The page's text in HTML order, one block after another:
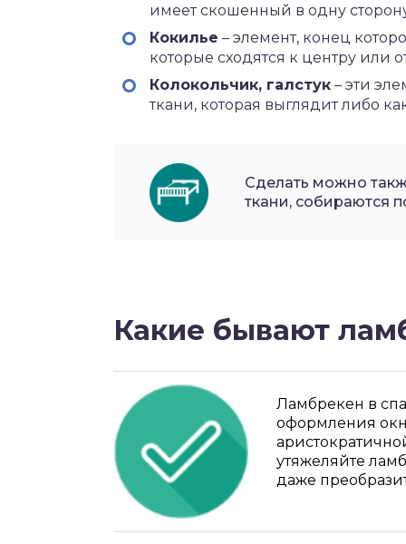
имеет скошенный в одну
Кокилье – элемент, конец
которые сходятся к центру или
Колокольчик, галстук – эти
ткани, которая выглядит либо
Сделать можно
ткани, собираются
Какие бывают
Ламбрекен в
оформления
утяжеляйте
даже